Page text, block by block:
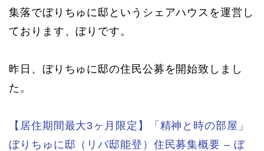
集落でぼりちゅに邸というシェアハウスを運営し
ております、ぼりです。
昨日、ぼりちゅに邸の住民公募を開始致しまし
た。
【居住期間最大3ヶ月限定】「精神と時の部屋」
ぼりちゅに邸（リバ邸能登）住民募集概要 – ぼ